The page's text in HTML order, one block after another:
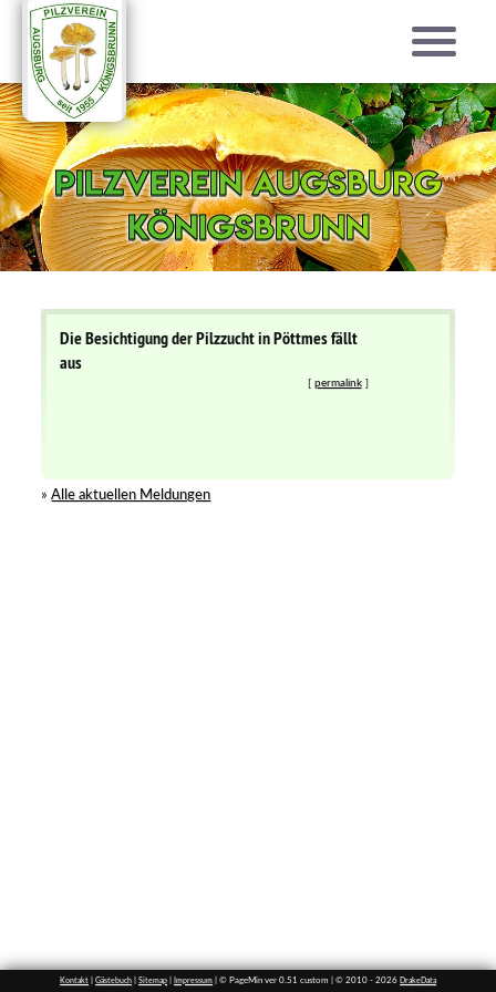
Pilzverein Augsburg
Königsbrunn
Pilzverein Augsburg
Königsbrunn
Die Besichtigung der Pilzzucht in Pöttmes fällt
aus
[ permalink]
»Alle aktuellen Meldungen
Kontakt Gästebuch Sitemap Impressum | © PageMin ver 0.51 custom | © 2010 - 2026 DrakeData